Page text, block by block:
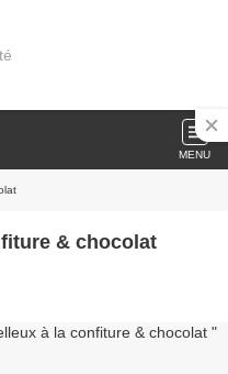
MENU
& chocolat